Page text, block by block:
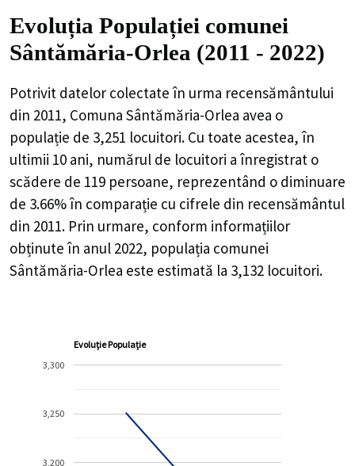
Evoluția Populației comunei
Sântămăria-Orlea (2011 - 2022)
Potrivit datelor colectate în urma recensământului
din 2011, Comuna Sântămăria-Orlea avea o
populație de 3,251 locuitori. Cu toate acestea, în
ultimii 10 ani, numărul de locuitori a înregistrat o
scădere de 119 persoane, reprezentând o diminuare
de 3.66%în comparație cu cifrele din recensământul
din 2011. Prin urmare, conform informațiilor
obținute în anul 2022, populația comunei
Sântămăria-Orlea este estimată la 3,132 locuitori.
Evoluție Populație
3,200
3,250
3,300